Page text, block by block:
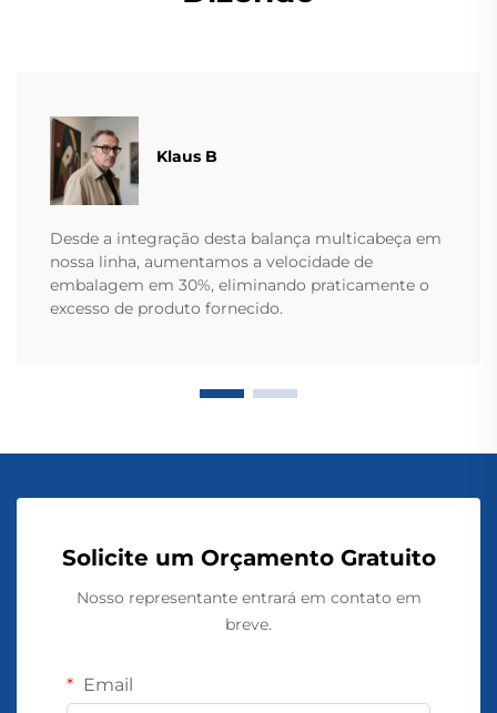
Klaus B
Desde a integração desta balança multicabeça em
nossa linha, aumentamos a velocidade de
embalagem em 30%, eliminando praticamente o
excesso de produto fornecido.
Solicite um Orçamento Gratuito
Nosso representante entrará em contato em
breve.
Email